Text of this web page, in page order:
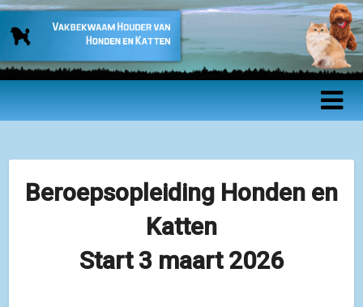
Vakbekwaam
Houder van
Honden en
Katten –
Beroepsopleiding Honden en
Katten
Start 3 maart 2026